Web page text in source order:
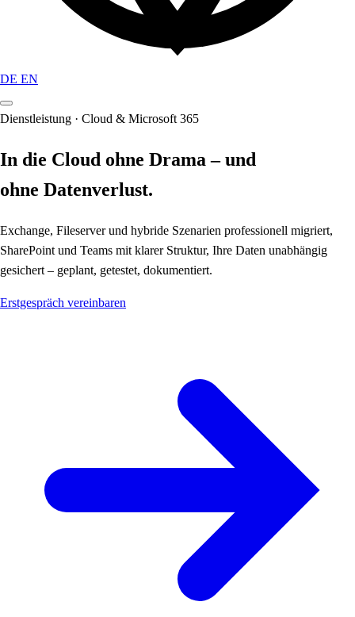
DE EN
Dienstleistung · Cloud & Microsoft 365
In die Cloud ohne Drama – und
ohne Datenverlust.
Exchange, Fileserver und hybride Szenarien professionell migriert,
SharePoint und Teams mit klarer Struktur, Ihre Daten unabhängig
gesichert – geplant, getestet, dokumentiert.
Erstgespräch vereinbaren